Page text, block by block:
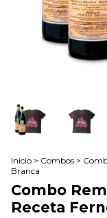
Inicio > Combos >
Branca
Combo
Receta